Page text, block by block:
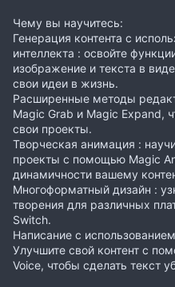
Чему вы научитесь:
Генерация контента с
интеллекта : освойте
изображение и текста в
свои идеи в жизнь.
Расширенные методы
Magic Grab и Magic Expand,
свои проекты.
Творческая анимация :
проекты с помощью Magic
динамичности вашему
Многоформатный дизайн :
творения для различных
Switch.
Написание с
Улучшите свой контент с
Voice, чтобы сделать текст